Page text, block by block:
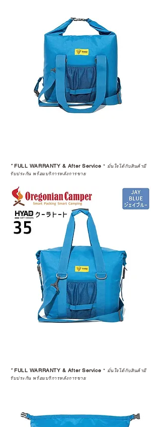
*FULL WARRANTY & After Service * มั่นใจได้กับสินค้ามี
รับประกัน พร้อมบริการหลังการขาย
*FULL WARRANTY & After Service * มั่นใจได้กับสินค้ามี
รับประกัน พร้อมบริการหลังการขาย